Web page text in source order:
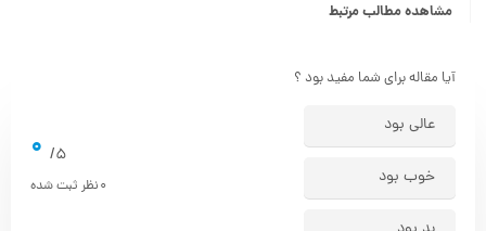
مشاهده مطالب مرتبط
آیا مقاله برای شما مفید بود ؟
عالی بود
خوب بود
5/
0
0نظر ثبت شده